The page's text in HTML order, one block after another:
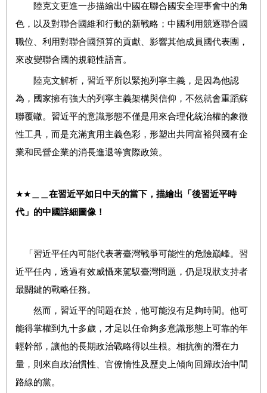
陸克文更進一步描繪出中國在聯合國安全理事會中的角
色，以及對聯合國維和行動的新戰略；中國利用競逐聯合國
職位、利用對聯合國預算的貢獻、影響其他成員國代表團，
來改變聯合國的規範性語言。
陸克文解析，習近平所以緊抱列寧主義，是因為他認
為，國家擁有強大的列寧主義架構與信仰，不然就會重蹈蘇
聯覆轍。習近平的意識形態不僅是用來合理化統治權的象徵
性工具，而是充滿實用主義色彩，形塑出共同富裕與國有企
業和民營企業的消長進退等實際政策。
★★ ＿＿在習近平如日中天的當下，描繪出「後習近平時
代」的中國詳細圖像！
「習近平任內可能代表著臺灣戰爭可能性的危險巔峰。習
近平任內，透過有效威懾來駕馭臺灣問題，仍是現狀支持者
最關鍵的戰略任務。
然而，習近平的問題在於，他可能沒有足夠時間。他可
能得掌權到九十多歲，才足以任命夠多意識形態上可靠的年
輕幹部，讓他的長期政治戰略得以生根。相抗衡的潛在力
量，則來自政治慣性、官僚惰性及歷史上傾向回歸政治中間
路線的黨。